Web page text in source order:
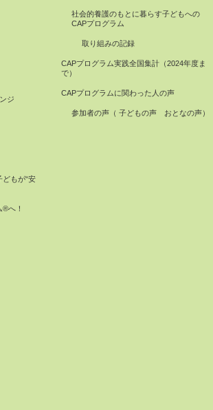
ジ
どもが“安
へ！
社会的養護のもとに暮らす子どもへの
CAPプログラム
取り組みの記録
CAPプログラム実践全国集計（2024年度ま
で）
CAPプログラムに関わった人の声
参加者の声（ 子どもの声 おとなの声）